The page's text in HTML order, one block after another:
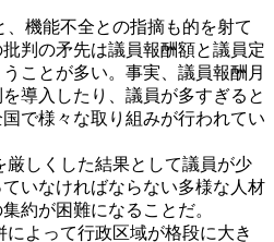
機能不全との指摘も的を射て
判の矛先は議員報酬額と議員定
ことが多い。事実、議員報酬月
導入したり、議員が多すぎると
で様々な取り組みが行われてい
しくした結果として議員が少
いなければならない多様な人材
約が困難になることだ。
よって行政区域が格段に大き